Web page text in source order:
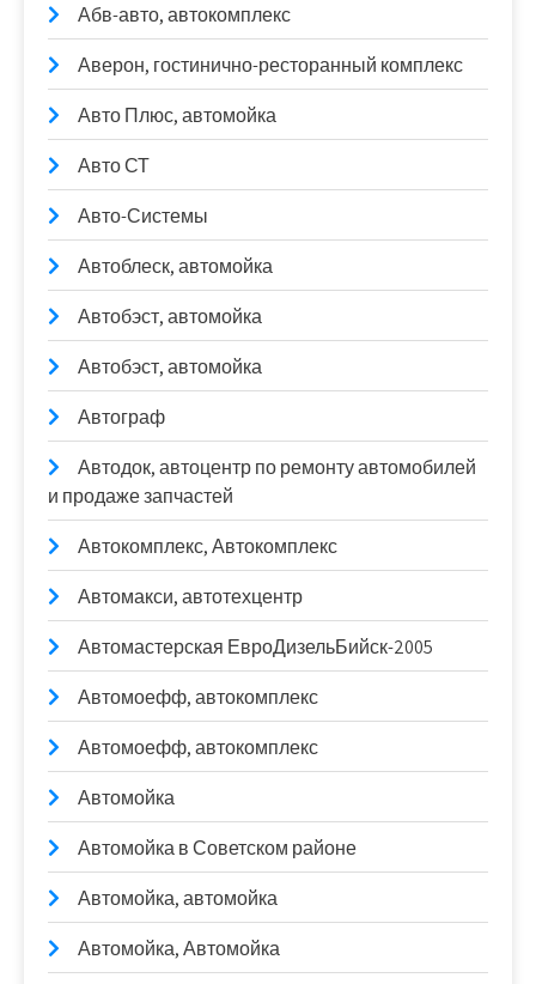
Абв-авто, автокомплекс
Аверон, гостинично-ресторанный комплекс
Авто Плюс, автомойка
Авто СТ
Авто-Системы
Автоблеск, автомойка
Автобэст, автомойка
Автобэст, автомойка
Автограф
Автодок, автоцентр по ремонту автомобилей
и продаже запчастей
Автокомплекс, Автокомплекс
Автомакси, автотехцентр
Автомастерская ЕвроДизельБийск-2005
Автомоефф, автокомплекс
Автомоефф, автокомплекс
Автомойка
Автомойка в Советском районе
Автомойка, автомойка
Автомойка, Автомойка